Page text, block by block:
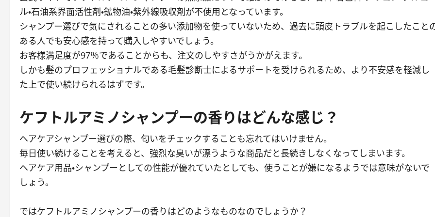
ル・石油系界面活性剤・鉱物油・紫外線吸収剤が不使用となっています。
シャンプー選びで気にされることの多い添加物を使っていないため、過去に頭皮トラブルを起こしたこと
ある人でも安心感を持って購入しやすいでしょう。
お客様満足度が97％であることからも、注文のしやすさがうかがえます。
しかも髪のプロフェッショナルである毛髪診断士によるサポートを受けられるため、より不安感を軽減し
た上で使い続けられるはずです。
ケフトルアミノシャンプーの香りはどんな感じ？
ヘアケアシャンプー選びの際、匂いをチェックすることも忘れてはいけません。
毎日使い続けることを考えると、強烈な臭いが漂うような商品だと長続きしなくなってしまいます。
ヘアケア用品・シャンプーとしての性能が優れていたとしても、使うことが嫌になるようでは意味がないで
しょう。
ではケフトルアミノシャンプーの香りはどのようなものなのでしょうか？